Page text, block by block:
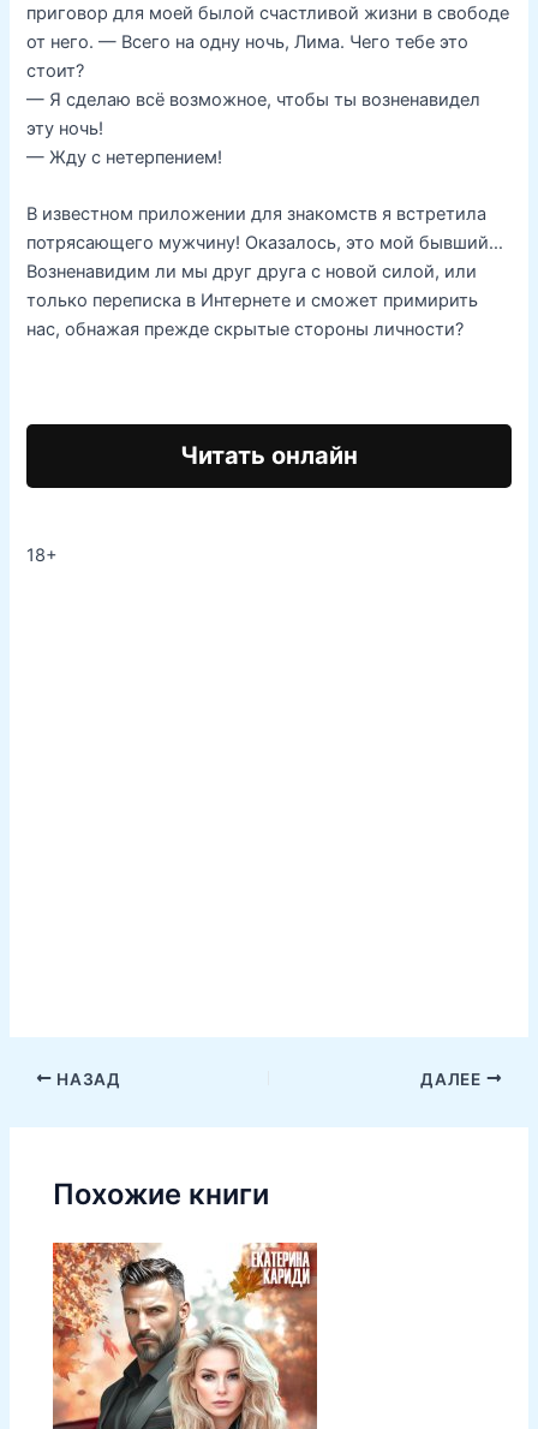
приговор для моей былой счастливой жизни в свободе
от него. — Всего на одну ночь, Лима. Чего тебе это
стоит?
— Я сделаю всё возможное, чтобы ты возненавидел
эту ночь!
— Жду с нетерпением!
В известном приложении для знакомств я встретила
потрясающего мужчину! Оказалось, это мой бывший…
Возненавидим ли мы друг друга с новой силой, или
только переписка в Интернете и сможет примирить
нас, обнажая прежде скрытые стороны личности?
Читать онлайн
18+
НАЗАД ДАЛЕЕ
Похожие книги